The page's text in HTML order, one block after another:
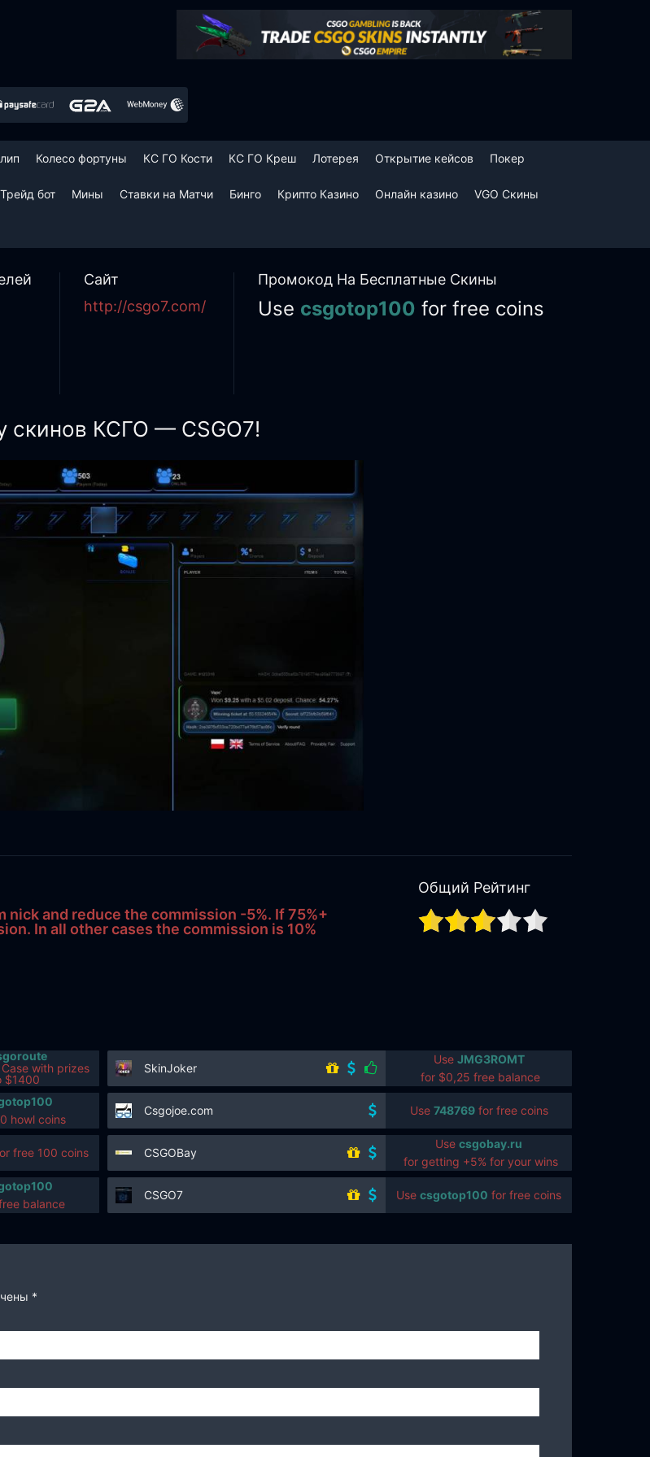
Колесо фортуны КС ГО Кости КС ГО Креш Лотерея Открытие кейсов Покер
Трейд бот Мины Ставки на Матчи Бинго Крипто Казино Онлайн казино VGO Скины
Сайт
http://csgo7.com/
Промокод На Бесплатные Скины
Use csgotop100 for free coins
скинов КСГО — CSGO7!
nick and reduce the commission -5%. If 75%+
In all other cases the commission is 10%
Общий Рейтинг
with prizes
$1400
SkinJoker
Use JMG3ROMT
for $0,25 free balance
howl coins
Csgojoe.com Use 748769for free coins
free 100 coins CSGOBay
Usecsgobay.ru
for getting +5% for your wins
balance
CSGO7 Usecsgotop100 for free coins
*